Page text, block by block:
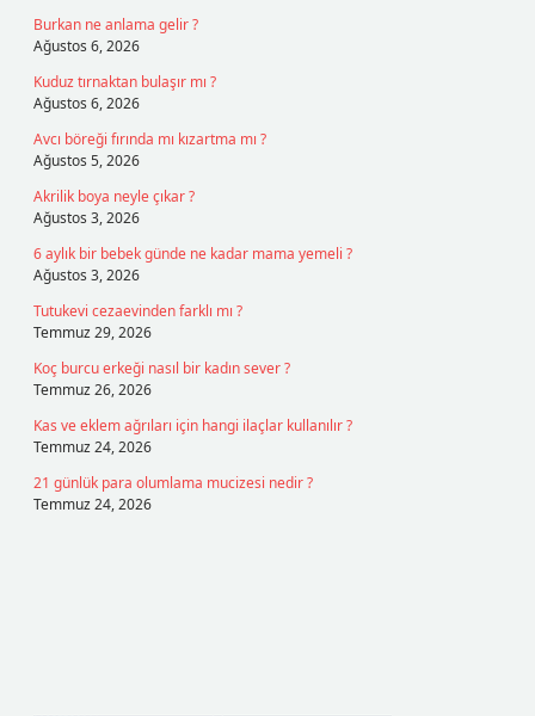
Burkan ne anlama gelir ?
Ağustos 6, 2026
Kuduz tırnaktan bulaşır mı ?
Ağustos 6, 2026
Avcı böreği fırında mı kızartma mı ?
Ağustos 5, 2026
Akrilik boya neyle çıkar ?
Ağustos 3, 2026
6 aylık bir bebek günde ne kadar mama yemeli ?
Ağustos 3, 2026
Tutukevi cezaevinden farklı mı ?
Temmuz 29, 2026
Koç burcu erkeği nasıl bir kadın sever ?
Temmuz 26, 2026
Kas ve eklem ağrıları için hangi ilaçlar kullanılır ?
Temmuz 24, 2026
21 günlük para olumlama mucizesi nedir ?
Temmuz 24, 2026